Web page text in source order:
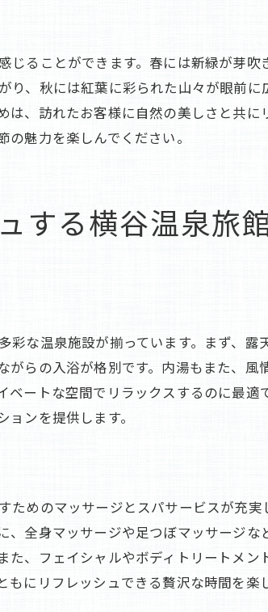
読書や趣味に没頭できるリラック
夜空の星を眺める露天風呂の魅力
風情ある景色と温泉が楽しめる横谷温
四季折々の景色が楽しめる露天風呂
風景画のような景色を眺めながら
思い出に残る特別な温泉体験
おもてなしの心が感じられるサー
感動を呼ぶ季節ごとの特別イベン
一度訪れたら忘れられない風景
じることができます。春には新緑が芽
り、秋には紅葉に彩られた山々が眼前
は、訪れたお客様に自然の美しさと共
魅力を楽しんでください。
する横谷温泉旅
彩な温泉施設が揃っています。まず、
がらの入浴が格別です。内湯もまた、
ベートな空間でリラックスするのに最
ンを提供します。
ためのマッサージとスパサービスが充
、全身マッサージや足つぼマッサージ
た、フェイシャルやボディトリートメ
にリフレッシュできる贅沢な時間を楽